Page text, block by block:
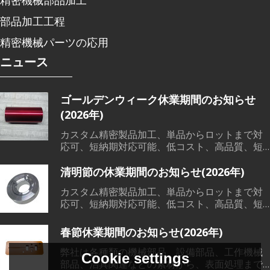
部品加工工程
精密機械パーツの応用
ニュース
ゴールデンウィーク休業期間のお知らせ
(2026年)
カスタム精密製品加工、単品からロットまで対
応可、短納期対応可能、低コスト、高品質、短
造など素材から、切削加工、熱処理、表面処理
までワンストップサービス対応可能です。
清明節の休業期間のお知らせ(2026年)
カスタム精密製品加工、単品からロットまで対
応可、短納期対応可能、低コスト、高品質、短
造など素材から、切削加工、熱処理、表面処理
までワンストップサービス対応可能です。
春節休業期間のお知らせ(2026年)
弊社は各種類の機械部品、設備部品、工作機械
部品、治具関連などの素材から、表面処理まで
Cookie settings